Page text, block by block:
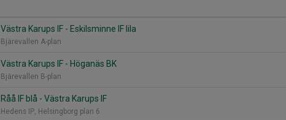
Västra Karups IF - Eskilsminne IF lila
Bjärevallen A-plan
Västra Karups IF - Höganäs BK
Bjärevallen B-plan
Råå IF blå - Västra Karups IF
Hedens IP, Helsingborg plan 6